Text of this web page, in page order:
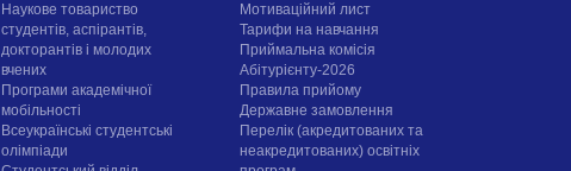
Наукове товариство
студентів, аспірантів,
докторантів і молодих
вчених
Програми академічної
мобільності
Всеукраїнські студентські
олімпіади
Мотиваційний лист
Тарифи на навчання
Приймальна комісія
Абітурієнту-2026
Правила прийому
Державне замовлення
Перелік (акредитованих та
неакредитованих) освітніх